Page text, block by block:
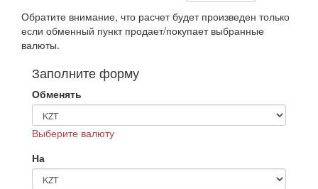
Обратите внимание, что расчет будет произведен только
если обменный пункт продает/покупает выбранные
валюты.
Заполните форму
Обменять
Выберите валюту
На